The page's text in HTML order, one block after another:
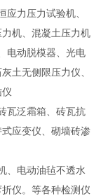
应力压力试验机、
机、混凝土压力机
电动脱模器、光电
土无侧限压力仪、
瓦泛霜箱、砖瓦抗
应变仪、砌墙砖渗
、电动油毡不透水
仪。等各种检测仪